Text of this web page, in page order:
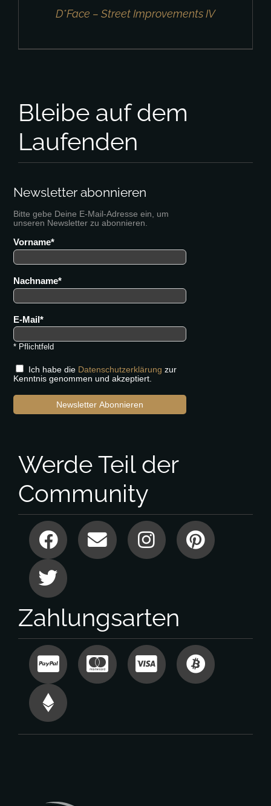
D*Face – Street Improvements IV
Bleibe auf dem
Laufenden
Newsletter abonnieren
Bitte gebe Deine E-Mail-Adresse ein, um
unseren Newsletter zu abonnieren.
Vorname
Nachname
E-Mail
* Pflichtfeld
Ich habe die Datenschutzerklärung zur
Kenntnis genommen und akzeptiert.
Newsletter Abonnieren
Werde Teil der
Community
Zahlungsarten